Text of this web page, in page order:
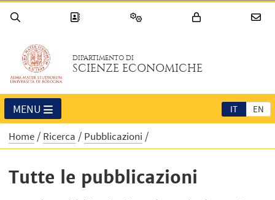
DIPARTIMENTO DI
SCIENZE ECONOMICHE
IT EN
MENU
Home Ricerca Pubblicazioni
Tutte le pubblicazioni